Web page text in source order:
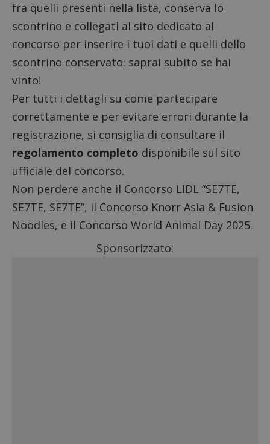
fra quelli presenti nella lista, conserva lo
scontrino e collegati al sito dedicato al
concorso per inserire i tuoi dati e quelli dello
scontrino conservato: saprai subito se hai
vinto!
Per tutti i dettagli su come partecipare
correttamente e per evitare errori durante la
registrazione, si consiglia di consultare il
regolamento completo disponibile sul sito
ufficiale del concorso.
Non perdere anche il Concorso LIDL “SE7TE,
SE7TE, SE7TE”, il Concorso Knorr Asia & Fusion
Noodles, e il Concorso World Animal Day 2025.
Sponsorizzato: